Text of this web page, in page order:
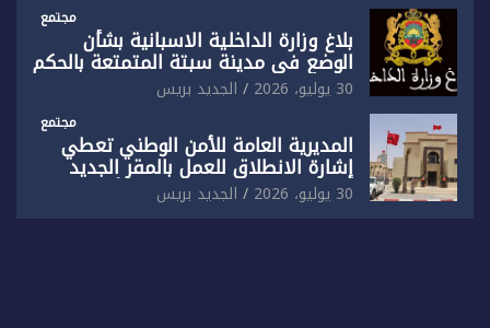
مجتمع
بلاغ وزارة الداخلية الاسبانية بشأن
الوضع في مدينة سبتة المتمتعة بالحكم
الذاتي
30 يوليو، 2026 الجديد بريس
مجتمع
المديرية العامة للأمن الوطني تعطي
إشارة الانطلاق للعمل بالمقر الجديد
للدائرة الثالثة للشرطة بولاية أمن العيون
30 يوليو، 2026 الجديد بريس